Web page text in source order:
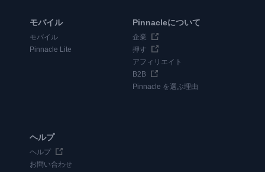
モバイル
モバイル
Pinnacle Lite
Pinnacleについて
企業
押す
アフィリエイト
B2B
Pinnacle を選ぶ理由
ヘルプ
ヘルプ
お問い合わせ